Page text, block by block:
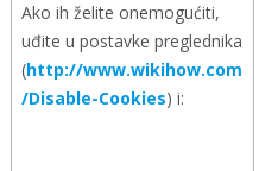
Ako ih želite onemogućiti,
uđite u postavke preglednika
(http://www.wikihow.com
/Disable-Cookies) i: